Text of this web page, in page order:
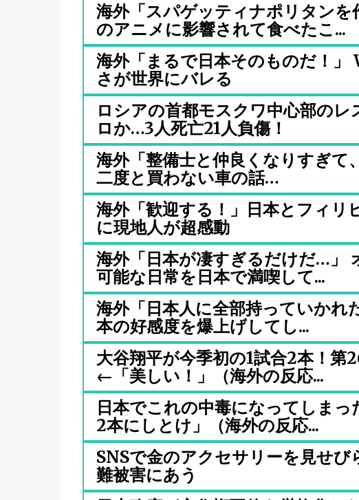
海外「スパゲッティナポリタン
のアニメに影響されて食べたこ...
海外「まるで日本そのものだ！」
さが世界にバレる
ロシアの首都モスクワ中心部の
ロか…3人死亡21人負傷！
海外「整備士と仲良くなりすぎて
二度と買わない車の話…
海外「歓迎する！」日本とフィリ
に現地人が超感動
海外「日本が凄すぎるだけだ…」
可能な日常を日本で満喫して...
海外「日本人に全部持っていかれ
本の好感度を爆上げしてし...
大谷翔平が今季初の1試合2本！
←「美しい！」（海外の反応...
日本でこれの中毒になってしまっ
2本にしとけ」（海外の反応...
SNSで金のアクセサリーを見せ
難被害にあう